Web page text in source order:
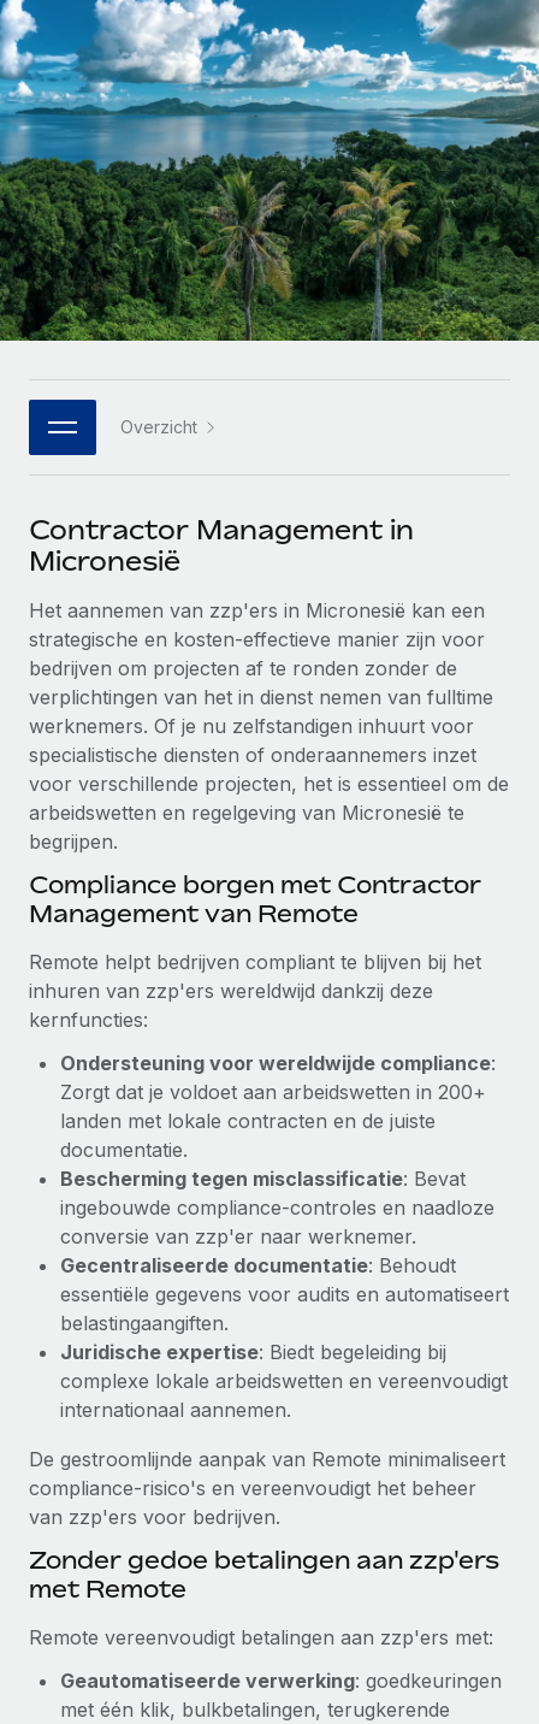
Zzp'ers internationaal onboarden en beheren
PEO
Ingewikkelde HR-taken eenvoudig uitbesteden
INFRASTRUCTUUR
Remote Embedded
HR naadloos in workflows integreren
Platform
Ingebouwde essentiële HR-functies voor je team
Integraties
DIENSTEN
Krijg hulp van global HR- en juridische experts
Achtergrondonderzoek
Vereenvoudig het screeningsproces van
kandidaten
Compliance Watchtower
Blijf compliance-risico's voor
Lever en track wereldwijd IT-middelen
Entiteiten oprichten
Stel snel compliant entiteiten op
Mobiliteit en overplaatsing
Plaats werknemers moeiteloos over
Secundaire arbeidsvoorwaarden
Eenvoudig secundaire arbeidsvoorwaarden
beheren
GROEIFASE
Start-ups
Flexibele global HR en payroll solutions voor groeiende
bedrijven
Mid-market
Teams uitbreiden met HR solutions op maat
Enterprise
Global HR voor grote bedrijven
WERK MET ONS SAMEN
Strategische technologiepartners
Een partner worden
Ontdek hoe je met ons kunt samenwerken
Integraties en advies over AI-automatiseringen
CASESTUDY'S
Betalingscalculator voor zzp'ers
Ontdek valuta-opties en betaalsnelheden voor
internationale zzp'ers
LEREN MET REMOTE
Onderzoek en gidsen
Casestudy's
HR-woordenlijst
Checklists en templates
Webinars
Newsroom
Inzichtencentrum
Support
Alle bronnen bekijken
BLOG
Global Payroll
EOR en PEO
Contractor Management
Belastingen
Naar de blog
BLOG
Productupdates van Remote: Gusto- en Xero-
integraties en Contractor Management Plus
Het blijft de missie van Remote om alle soorten bedrijven
Meer informatie
Hoe Phiture 55 werknemers in 19 landen
Phiture, een toonaangevende leider in de wereldwijde
mobiele groeiadviessector, zet zich sinds 2016...
Meer informatie
Nederlands
Français
Deutsch
Español
Italiano
Português (Portugal)
日本語
한국어
Inloggen
Overzicht
Contractor Management in
Micronesië
Het aannemen van zzp'ers in Micronesië kan een
strategische en kosten-effectieve manier zijn voor
bedrijven om projecten af te ronden zonder de
verplichtingen van het in dienst nemen van fulltime
werknemers. Of je nu zelfstandigen inhuurt voor
specialistische diensten of onderaannemers inzet
voor verschillende projecten, het is essentieel om de
arbeidswetten en regelgeving van Micronesië te
begrijpen.
Compliance borgen met Contractor
Management van Remote
Remote helpt bedrijven compliant te blijven bij het
inhuren van zzp'ers wereldwijd dankzij deze
kernfuncties:
Ondersteuning voor wereldwijde compliance:
Zorgt dat je voldoet aan arbeidswetten in 200+
landen met lokale contracten en de juiste
documentatie.
Bescherming tegen misclassificatie: Bevat
ingebouwde compliance-controles en naadloze
conversie van zzp'er naar werknemer.
Gecentraliseerde documentatie: Behoudt
essentiële gegevens voor audits en automatiseert
belastingaangiften.
Juridische expertise: Biedt begeleiding bij
complexe lokale arbeidswetten en vereenvoudigt
internationaal aannemen.
De gestroomlijnde aanpak van Remote minimaliseert
compliance-risico's en vereenvoudigt het beheer
van zzp'ers voor bedrijven.
Zonder gedoe betalingen aan zzp'ers
met Remote
Remote vereenvoudigt betalingen aan zzp'ers met:
Geautomatiseerde verwerking: goedkeuringen
met één klik, bulkbetalingen, terugkerende